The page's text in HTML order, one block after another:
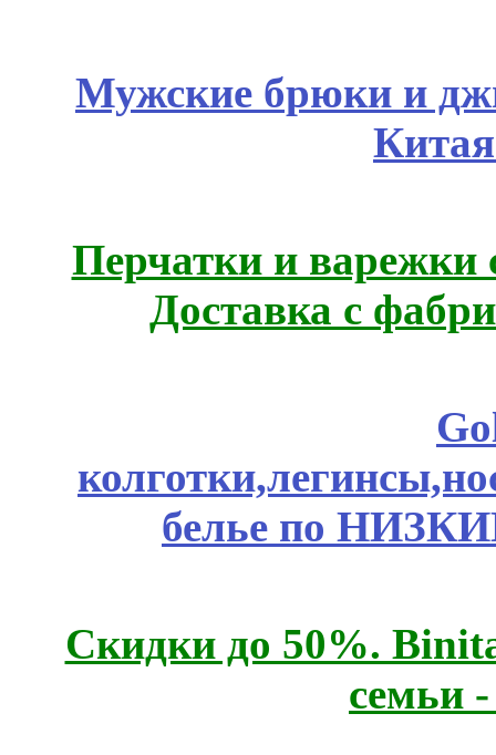
Мужские брюки и
Перчатки и варежки
Доставка с
белье по
Скидки до 50%.
семьи